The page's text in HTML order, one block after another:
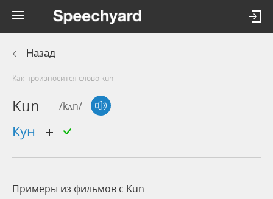
Назад
Как произносится слово kun
Kun /kʌn/
кун
Примеры из фильмов c Kun